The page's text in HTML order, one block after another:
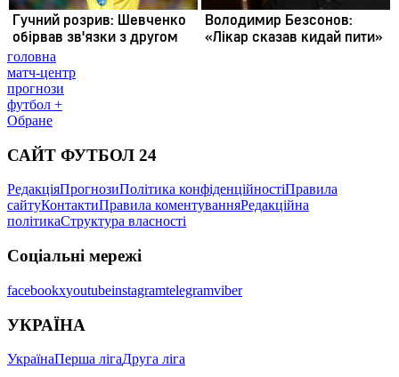
головна
матч-центр
прогнози
футбол +
Обране
САЙТ ФУТБОЛ 24
РедакціяПрогнозиПолітика конфіденційностіПравила
сайтуКонтактиПравила коментуванняРедакційна
політикаСтруктура власності
Соціальні мережі
facebookxyoutubeinstagramtelegramviber
УКРАЇНА
УкраїнаПерша лігаДруга ліга